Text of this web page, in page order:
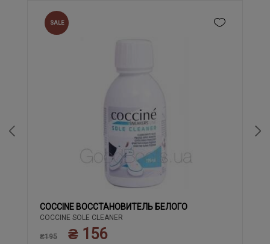
SALE
COCCINE ВОССТАНОВИТЕЛЬ БЕЛОГО
COCCINE SOLE CLEANER
₴195 ₴ 156